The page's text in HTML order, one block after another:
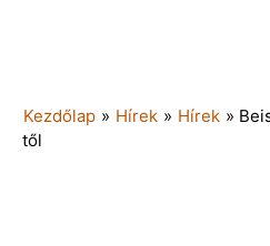
Kezdőlap » Hírek » Hírek »
től